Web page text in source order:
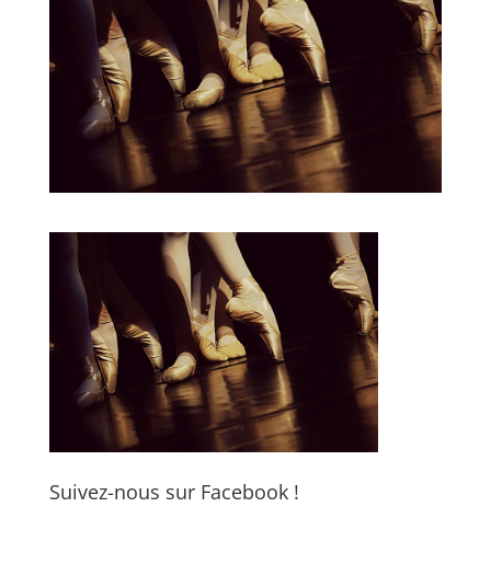
Suivez-nous sur Facebook !